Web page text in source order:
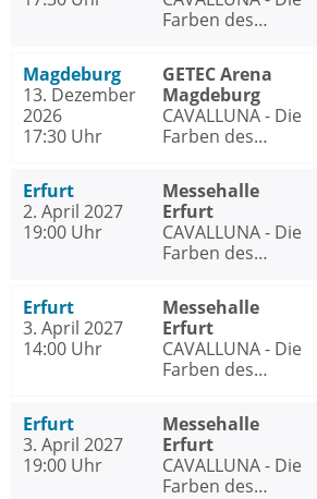
Farben des
Magdeburg
13. Dezember
2026
17:30 Uhr
GETEC Arena
Magdeburg
CAVALLUNA - Die
Farben des
Erfurt
2. April 2027
19:00 Uhr
Messehalle
Erfurt
CAVALLUNA - Die
Farben des
Erfurt
3. April 2027
14:00 Uhr
Messehalle
Erfurt
CAVALLUNA - Die
Farben des
Erfurt
3. April 2027
19:00 Uhr
Messehalle
Erfurt
CAVALLUNA - Die
Farben des